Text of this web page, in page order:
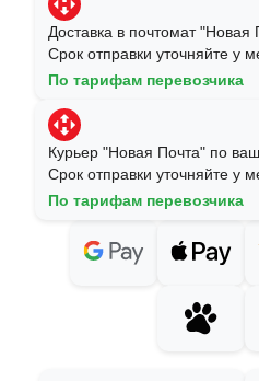
Доставка в почтомат "Новая
Срок отправки уточняйте у
По тарифам перевозчика
Курьер "Новая Почта" по
Срок отправки уточняйте у
По тарифам перевозчика